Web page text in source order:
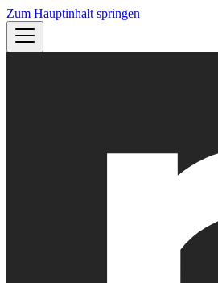
Zum Hauptinhalt springen